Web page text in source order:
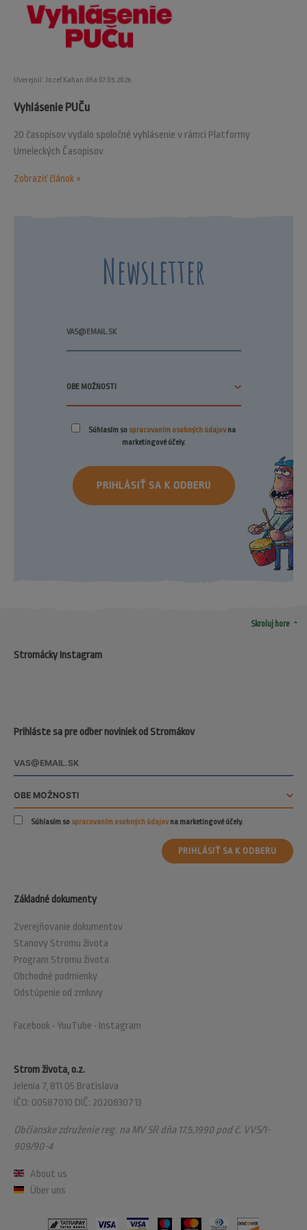
Uverejnil: Jozef Kahan dňa 07.05.2026
Vyhlásenie PUČu
20 časopisov vydalo spoločné vyhlásenie v rámci Platformy
Umeleckých Časopisov
Zobraziť článok »
Newsletter
Súhlasím so spracovaním osobných údajovna
marketingové účely.
PRIHLÁSIŤ SA K ODBERU
Skroluj hore arrow_drop_up
Strom života, o.z.
Jelenia 7, 811 05 Bratislava
IČO: 00587010 DIČ: 2020830713
Občianske združenie reg. na MV SR dňa 17.5.1990 pod č. VVS/1-
909/90-4
About us
Über uns
Základné dokumenty
Zverejňovanie dokumentov
Stanovy Stromu života
Program Stromu života
Obchodné podmienky
Odstúpenie od zmluvy
Facebook • YouTube • Instagram
Prihláste sa pre odber noviniek od Stromákov
Súhlasím so spracovaním osobných údajovna marketingové účely.
PRIHLÁSIŤ SA K ODBERU
Stromácky Instagram